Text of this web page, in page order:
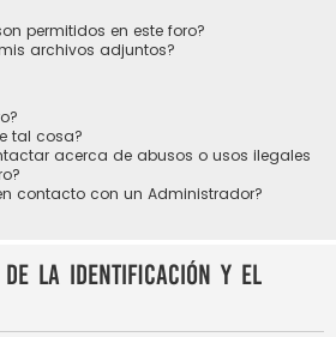
permitidos en este foro?
archivos adjuntos?
tal cosa?
acerca de abusos o usos ilegales
contacto con un Administrador?
de la identificación y el